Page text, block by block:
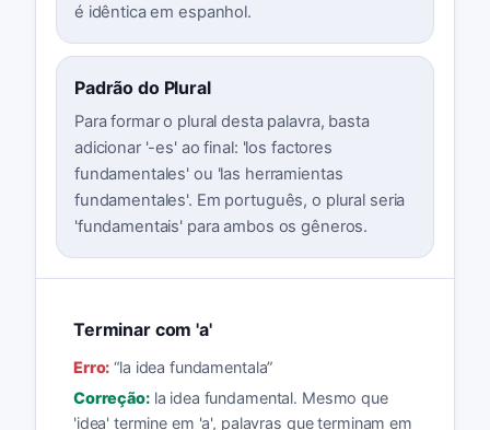
é idêntica em espanhol.
Padrão do Plural
Para formar o plural desta palavra, basta
adicionar '-es' ao final: 'los factores
fundamentales' ou 'las herramientas
fundamentales'. Em português, o plural seria
'fundamentais' para ambos os gêneros.
Terminar com 'a'
Erro: “la idea fundamentala”
Correção: la idea fundamental. Mesmo que
'idea' termine em 'a', palavras que terminam em